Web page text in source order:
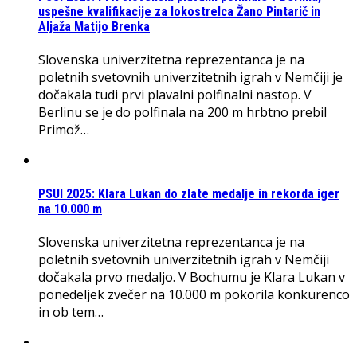
uspešne kvalifikacije za lokostrelca Žano Pintarič in
Aljaža Matijo Brenka
Slovenska univerzitetna reprezentanca je na
poletnih svetovnih univerzitetnih igrah v Nemčiji je
dočakala tudi prvi plavalni polfinalni nastop. V
Berlinu se je do polfinala na 200 m hrbtno prebil
Primož…
PSUI 2025: Klara Lukan do zlate medalje in rekorda iger
na 10.000 m
Slovenska univerzitetna reprezentanca je na
poletnih svetovnih univerzitetnih igrah v Nemčiji
dočakala prvo medaljo. V Bochumu je Klara Lukan v
ponedeljek zvečer na 10.000 m pokorila konkurenco
in ob tem…